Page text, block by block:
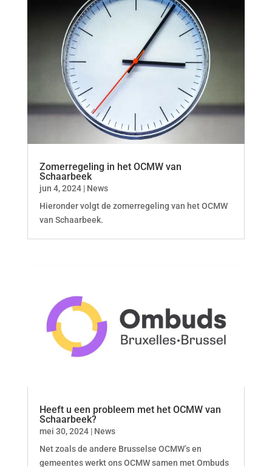
Zomerregeling in het OCMW van
Schaarbeek
jun 4, 2024| News
Hieronder volgt de zomerregeling van het OCMW
van Schaarbeek.
Heeft u een probleem met het OCMW van
Schaarbeek?
mei 30, 2024| News
Net zoals de andere Brusselse OCMW’s en
gemeentes werkt ons OCMW samen met Ombuds